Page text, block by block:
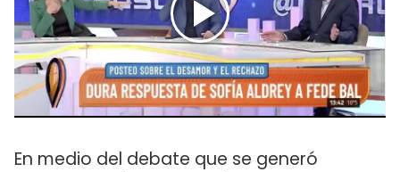
En medio del debate que se generó